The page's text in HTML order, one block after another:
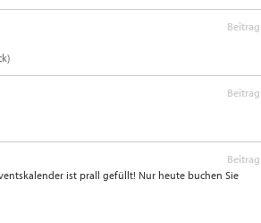
Beitrag
Beitrag
Beitrag
ist prall gefüllt! Nur heute buchen Sie